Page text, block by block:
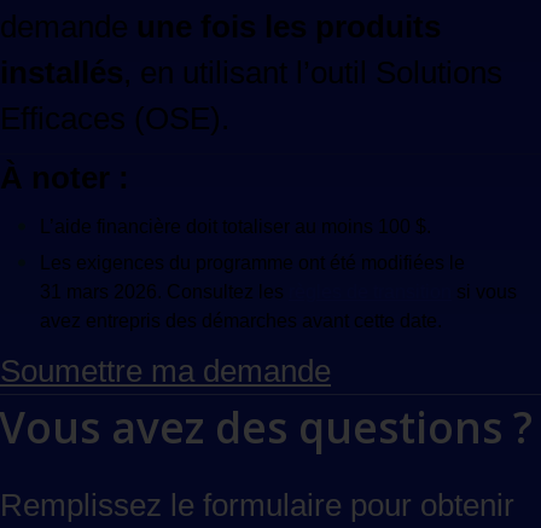
demande une fois les produits
installés, en utilisant l’outil Solutions
Efficaces (OSE).
À noter :
L’aide financière doit totaliser au moins 100 $.
Les exigences du programme ont été modifiées le
31 mars 2026. Consultez les
si vous
avez entrepris des démarches avant cette date.
Soumettre ma demande
Vous avez des questions ?
Remplissez le formulaire pour obtenir